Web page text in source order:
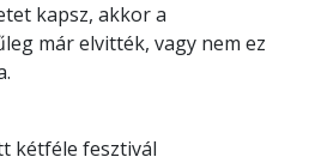
kapsz, akkor a
már elvitték, vagy nem ez
kétféle fesztivál